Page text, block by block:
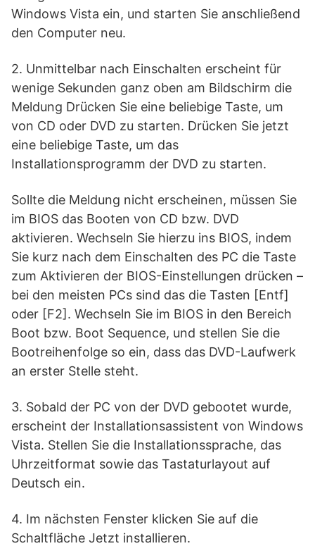
Windows Vista ein, und starten Sie anschließend
den Computer neu.
2. Unmittelbar nach Einschalten erscheint für
wenige Sekunden ganz oben am Bildschirm die
Meldung Drücken Sie eine beliebige Taste, um
von CD oder DVD zu starten. Drücken Sie jetzt
eine beliebige Taste, um das
Installationsprogramm der DVD zu starten.
Sollte die Meldung nicht erscheinen, müssen Sie
im BIOS das Booten von CD bzw. DVD
aktivieren. Wechseln Sie hierzu ins BIOS, indem
Sie kurz nach dem Einschalten des PC die Taste
zum Aktivieren der BIOS-Einstellungen drücken –
bei den meisten PCs sind das die Tasten [Entf]
oder [F2]. Wechseln Sie im BIOS in den Bereich
Boot bzw. Boot Sequence, und stellen Sie die
Bootreihenfolge so ein, dass das DVD-Laufwerk
an erster Stelle steht.
3. Sobald der PC von der DVD gebootet wurde,
erscheint der Installationsassistent von Windows
Vista. Stellen Sie die Installationssprache, das
Uhrzeitformat sowie das Tastaturlayout auf
Deutsch ein.
4. Im nächsten Fenster klicken Sie auf die
Schaltfläche Jetzt installieren.